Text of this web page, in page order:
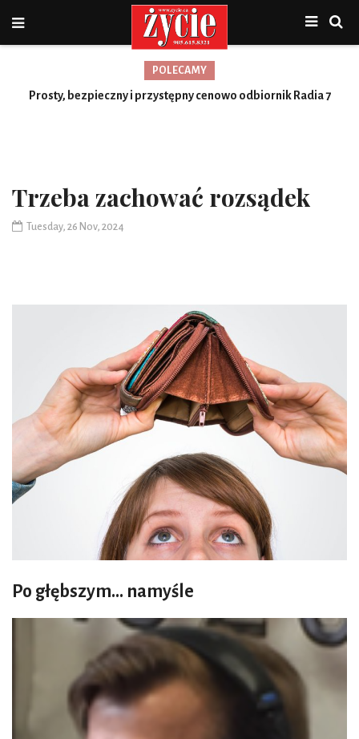
POLECAMY
Prosty, bezpieczny i przystępny cenowo odbiornik Radia 7
Trzeba zachować rozsądek
Tuesday, 26 Nov, 2024
Po głębszym... namyśle